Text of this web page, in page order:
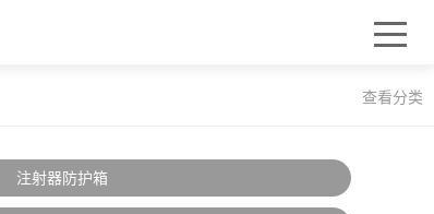
查看分类
注射器防护箱